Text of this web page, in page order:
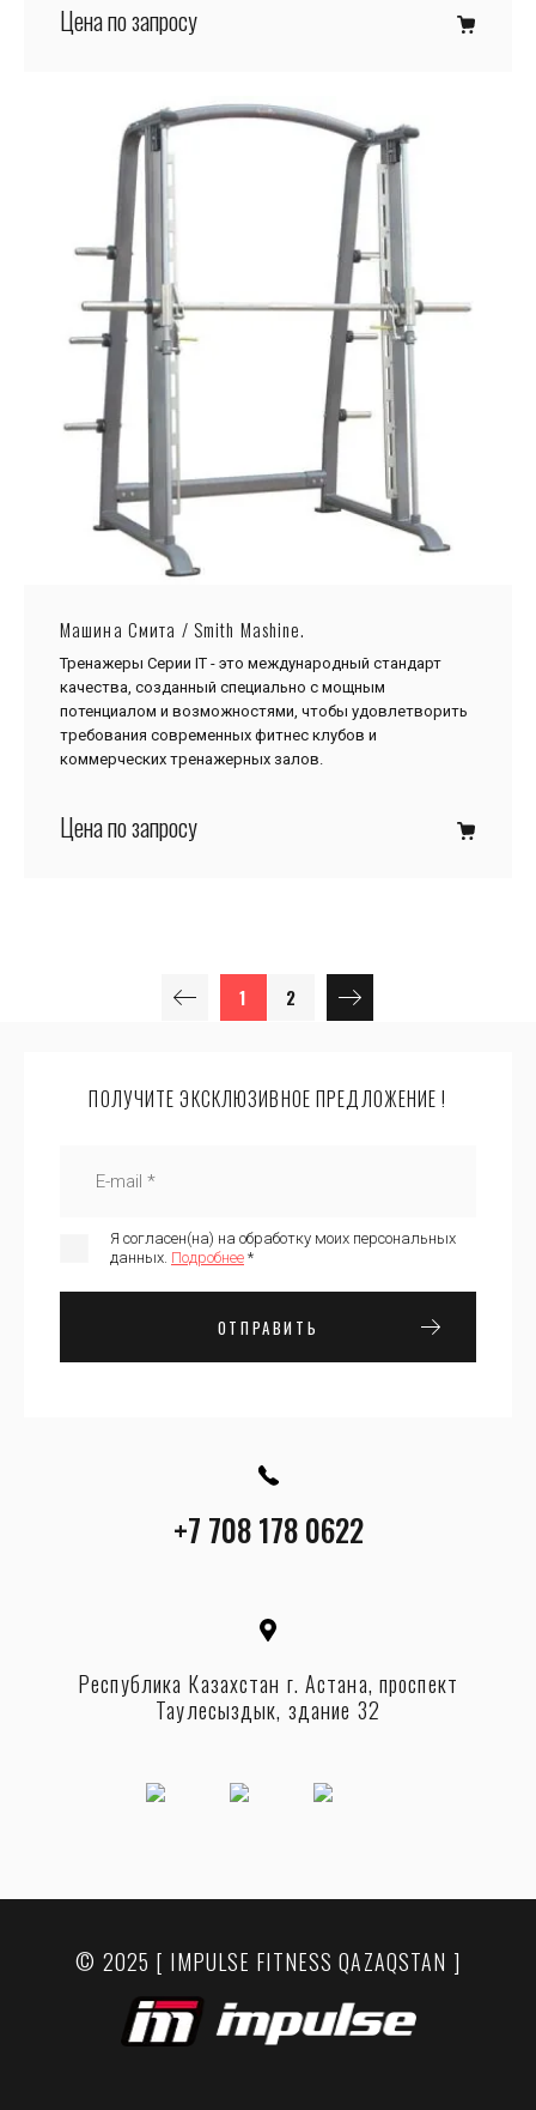
Цена по запросу
Машина Смита / Smith Mashine.
Тренажеры Серии IТ - это международный стандарт
качества, созданный специально с мощным
потенциалом и возможностями, чтобы удовлетворить
требования современных фитнес клубов и
коммерческих тренажерных залов.
Цена по запросу
1 2
ПОЛУЧИТЕ ЭКСКЛЮЗИВНОЕ ПРЕДЛОЖЕНИЕ !
Я согласен(на) на обработку моих персональных
данных. Подробнее *
ОТПРАВИТЬ
+7 708 178 0622
Республика Казахстан г. Астана, проспект
Таулесыздык, здание 32
© 2025 [ IMPULSE FITNESS QAZAQSTAN ]